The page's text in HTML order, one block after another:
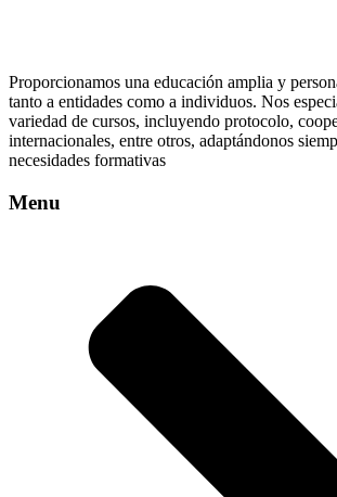
Proporcionamos una educación amplia y
tanto a entidades como a individuos. Nos
variedad de cursos, incluyendo protocolo,
internacionales, entre otros, adaptándonos
necesidades formativas
Menu